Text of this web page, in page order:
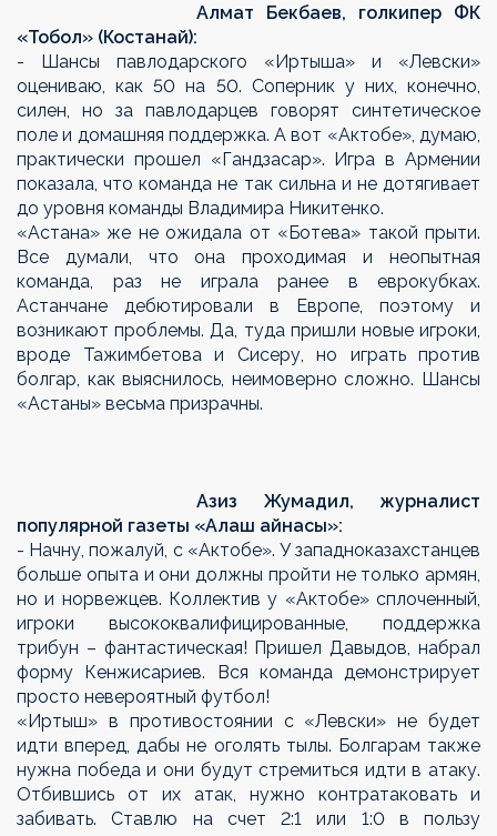
Алмат Бекбаев, голкипер ФК
«Тобол» (Костанай):
- Шансы павлодарского «Иртыша» и «Левски»
оцениваю, как 50 на 50. Соперник у них, конечно,
силен, но за павлодарцев говорят синтетическое
поле и домашняя поддержка. А вот «Актобе», думаю,
практически прошел «Гандзасар». Игра в Армении
показала, что команда не так сильна и не дотягивает
до уровня команды Владимира Никитенко.
«Астана» же не ожидала от «Ботева» такой прыти.
Все думали, что она проходимая и неопытная
команда, раз не играла ранее в еврокубках.
Астанчане дебютировали в Европе, поэтому и
возникают проблемы. Да, туда пришли новые игроки,
вроде Тажимбетова и Сисеру, но играть против
болгар, как выяснилось, неимоверно сложно. Шансы
«Астаны» весьма призрачны.
Азиз Жумадил, журналист
популярной газеты «Алаш айнасы»:
- Начну, пожалуй, с «Актобе». У западноказахстанцев
больше опыта и они должны пройти не только армян,
но и норвежцев. Коллектив у «Актобе» сплоченный,
игроки высококвалифицированные, поддержка
трибун – фантастическая! Пришел Давыдов, набрал
форму Кенжисариев. Вся команда демонстрирует
просто невероятный футбол!
«Иртыш» в противостоянии с «Левски» не будет
идти вперед, дабы не оголять тылы. Болгарам также
нужна победа и они будут стремиться идти в атаку.
Отбившись от их атак, нужно контратаковать и
забивать. Ставлю на счет 2:1 или 1:0 в пользу